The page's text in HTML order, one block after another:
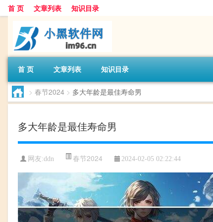
首 页 文章列表 知识目录
首 页 文章列表 知识目录
> 春节2024 > 多大年龄是最佳寿命男
多大年龄是最佳寿命男
网友:ddn 春节2024 2024-02-05 02:22:44